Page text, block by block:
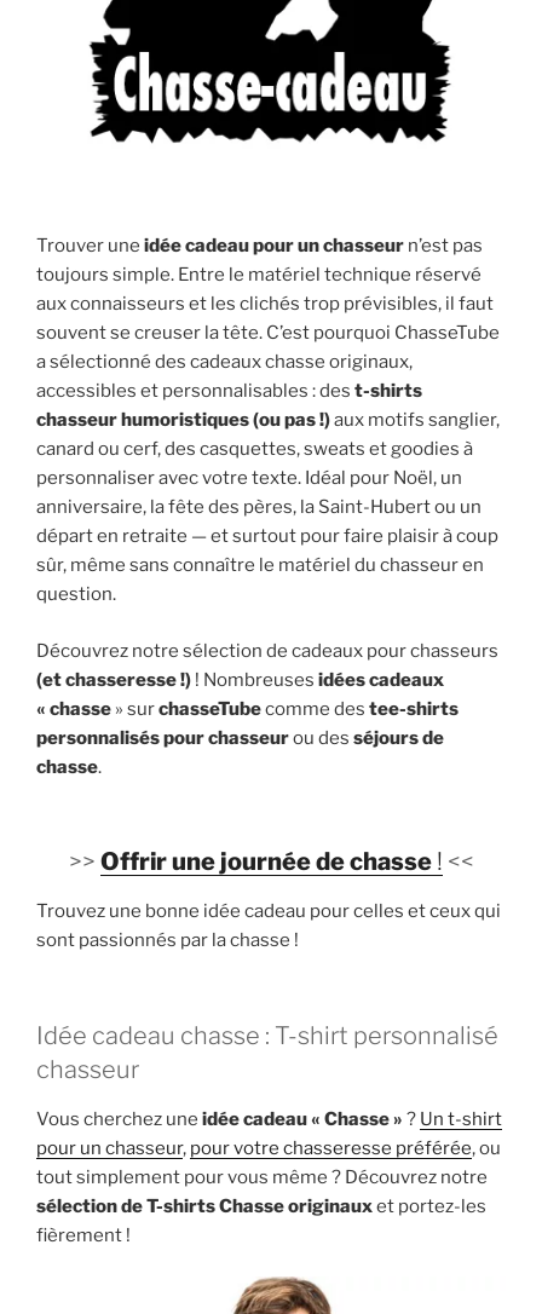
Trouver une idée cadeau pour un chasseur n’est pas
toujours simple. Entre le matériel technique réservé
aux connaisseurs et les clichés trop prévisibles, il faut
souvent se creuser la tête. C’est pourquoi ChasseTube
a sélectionné des cadeaux chasse originaux,
accessibles et personnalisables : des t-shirts
chasseur humoristiques (ou pas !)aux motifs sanglier,
canard ou cerf, des casquettes, sweats et goodies à
personnaliser avec votre texte. Idéal pour Noël, un
anniversaire, la fête des pères, la Saint-Hubert ou un
départ en retraite — et surtout pour faire plaisir à coup
sûr, même sans connaître le matériel du chasseur en
question.
Découvrez notre sélection de cadeaux pour chasseurs
(et chasseresse !) ! Nombreuses idées cadeaux
« chasse » surchasseTubecomme des tee-shirts
personnalisés pour chasseurou des séjours de
chasse.
>> Offrir une journée de chasse! <<
Trouvez une bonne idée cadeau pour celles et ceux qui
sont passionnés par la chasse !
Idée cadeau chasse : T-shirt personnalisé
chasseur
Vous cherchez une idée cadeau « Chasse » ? Un t-shirt
pour un chasseur, pour votre chasseresse préférée, ou
tout simplement pour vous même ? Découvrez notre
sélection de T-shirts Chasse originauxet portez-les
fièrement !